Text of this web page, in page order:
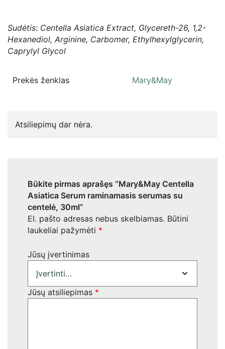
Sudėtis: Centella Asiatica Extract, Glycereth-26, 1,2-
Hexanediol, Arginine, Carbomer, Ethylhexylglycerin,
Caprylyl Glycol
Prekės ženklas Mary&May
Atsiliepimų dar nėra.
Būkite pirmas aprašęs “Mary&May Centella
Asiatica Serum raminamasis serumas su
centelė, 30ml”
El. pašto adresas nebus skelbiamas. Būtini
laukeliai pažymėti *
Jūsų įvertinimas
Jūsų atsiliepimas *